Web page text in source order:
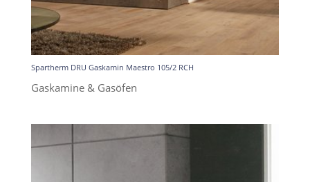
Spartherm DRU Gaskamin Maestro 105/2 RCH
Gaskamine & Gasöfen